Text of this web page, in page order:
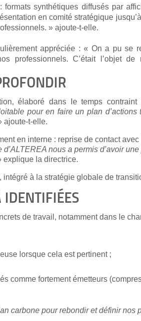
synthétiques diffusés par
en comité stratégique
» ajoute-t-elle.
appréciée : « On a pu se
professionnels. C’était l’objet de
élaboré dans le temps contraint
pour en faire un plan
ajoute-t-elle.
en interne : reprise de contact
d’ALTEREA nous a permis d’avoir
explique la directrice.
à la stratégie globale de
IDENTIFIÉES
de travail, notamment dans le
lorsque cela est pertinent ;
comme fortement émetteurs
carbone pour rebondir et définir nos